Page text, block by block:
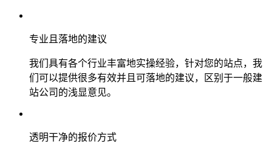
专业且落地的建议
我们具有各个行业丰富地实操经验，针对您的站点，我
们可以提供很多有效并且可落地的建议，区别于一般建
站公司的浅显意见。
透明干净的报价方式